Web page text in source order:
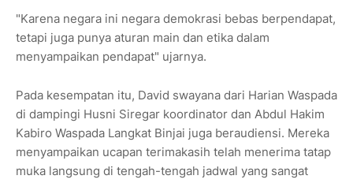
"Karena negara ini negara demokrasi bebas berpendapat,
tetapi juga punya aturan main dan etika dalam
menyampaikan pendapat" ujarnya.
Pada kesempatan itu, David swayana dari Harian Waspada
di dampingi Husni Siregar koordinator dan Abdul Hakim
Kabiro Waspada Langkat Binjai juga beraudiensi. Mereka
menyampaikan ucapan terimakasih telah menerima tatap
muka langsung di tengah-tengah jadwal yang sangat